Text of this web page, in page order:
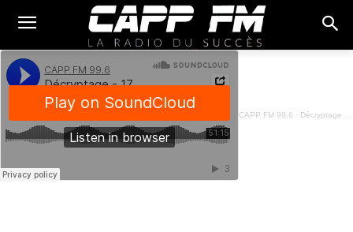
CAPP FM 99.6 · Décryptage - 17 Janvier 2025